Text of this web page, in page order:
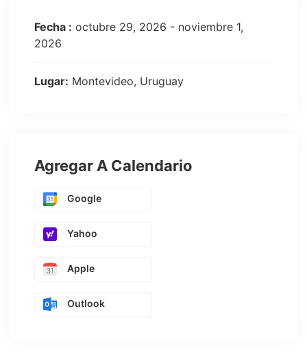
Fecha : octubre 29, 2026 - noviembre 1,
2026
Lugar: Montevideo, Uruguay
Agregar A Calendario
Google
Yahoo
Apple
Outlook